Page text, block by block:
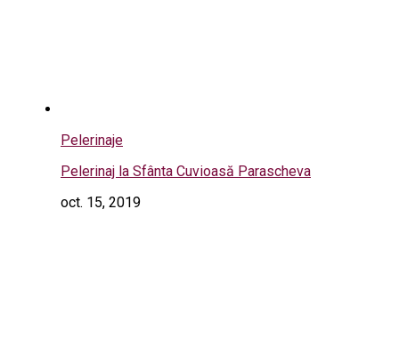
Pelerinaje
Pelerinaj la Sfânta Cuvioasă Parascheva
oct. 15, 2019